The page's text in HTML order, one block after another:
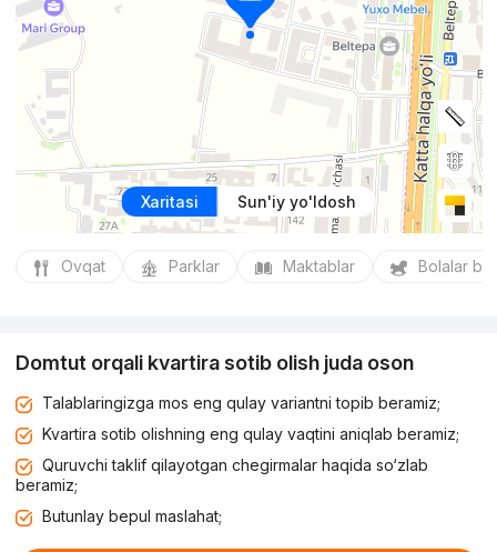
Xaritasi Sun'iy yo'ldosh
Ovqat Parklar Maktablar Bolalar
Domtut orqali kvartira sotib olish juda oson
Talablaringizga mos eng qulay variantni topib beramiz;
Kvartira sotib olishning eng qulay vaqtini aniqlab beramiz;
Quruvchi taklif qilayotgan chegirmalar haqida so‘zlab
beramiz;
Butunlay bepul maslahat;